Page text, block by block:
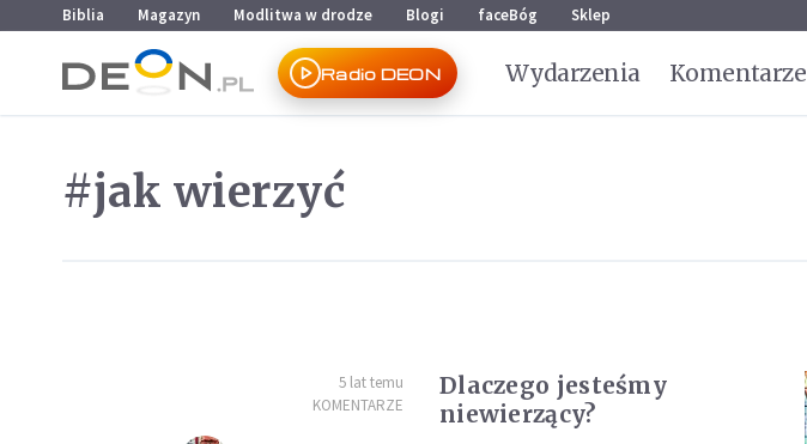
Przejdź do menu głównego
Przejdź do treści
Biblia Magazyn Modlitwa w drodze Blogi faceBóg Sklep
Radio DEON Wydarzenia Komentarze
#jak wierzyć
5 lat temu
KOMENTARZE
Dlaczego jesteśmy
niewierzący?